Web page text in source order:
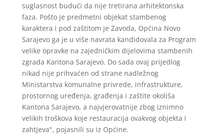
suglasnost budući da nije tretirana arhitektonska
faza. Pošto je predmetni objekat stambenog
karaktera i pod zaštitom je Zavoda, Općina Novo
Sarajevo ga je u više navrata kandidovala za Program
velike opravke na zajedničkim dijelovima stambenih
zgrada Kantona Sarajevo. Do sada ovaj prijedlog
nikad nije prihvaćen od strane nadležnog
Ministarstva komunalne privrede, infrastrukture,
prostornog uređenja, građenja i zaštite okoliša
Kantona Sarajevo, a najvjerovatnije zbog iznimno
velikih troškova koje restauracija ovakvog objekta i
zahtjeva", pojasnili su iz Općine.